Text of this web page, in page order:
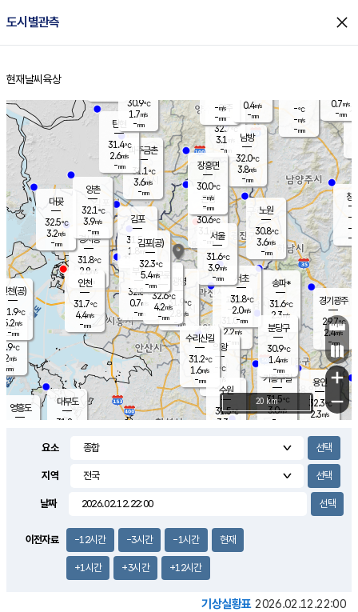
도시별관측 close
홈
현재날씨 육상
의도
℃
m/s
mm
영흥도
양주
32.7℃
3.1
-mm
과천
31.0℃
2.2m/s
- mm
용인
32.3℃
2.3m/s
경기광주
29.7℃
2.4m/s
-mm
3.2m/s
대부도
31.8
경서동
31.8℃
2.8 m/s
-mm
파주금촌
31.1℃
3.6m/s
-mm
-℃
-m/s
-mm
대곶
32.5℃
3.2m/s
-mm
창
-
-m/
-
탄현
31.4℃
2.6m/s
-mm
0.7m/s
-mm
의왕
- ℃
m/s
mm
김포
31.5℃
1.8 m/s
mm
광명
31.9 ℃
2.8 m/s
-mm
부천
32.8℃
0.7m/s
-mm
양촌
32.1℃
3.9m/s
-mm
구로
32.6℃
4.2m/s
-mm
은평
30.6℃
3.1 m/s
- mm
노원
30.8℃
3.6m/s
-mm
송파*
31.6℃
2.3m/s
-mm
서초
31.8℃
2.0m/s
-mm
남방
32.0℃
3.8m/s
-mm
기흥구갈
31.5℃
3.0m/s
-
수리산길
31.2℃
1.6m/s
-mm
분당구
30.9℃
1.4m/s
-mm
장흥면
30.0℃
-m/s
-mm
-m/s
-mm
인천(공)
31.9℃
5.2m/s
-mm
김포(공)
32.3℃
5.4m/s
-mm
수원
31.5℃
3.3 m/s
인천
31.7℃
4.4m/s
-mm
서울
31.6℃
3.9m/s
-mm
30.9℃
1.7m/s
-mm
0.4m/s
-mm
+
−
20 km
요소
지역
날짜
이전자료 -12시간 -3시간 -1시간 현재
+1시간 +3시간 +12시간
기상실황표 2026.02.12.22:00